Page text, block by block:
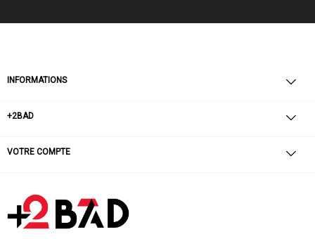
INFORMATIONS
+2BAD
VOTRE COMPTE